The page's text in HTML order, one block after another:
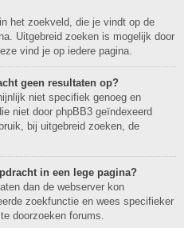
het zoekveld, die je vindt op de
Uitgebreid zoeken is mogelijk door
vind je op iedere pagina.
geen resultaten op?
niet specifiek genoeg en
niet door phpBB3 geïndexeerd
bij uitgebreid zoeken, de
in een lege pagina?
dan de webserver kon
zoekfunctie en wees specifieker
doorzoeken forums.